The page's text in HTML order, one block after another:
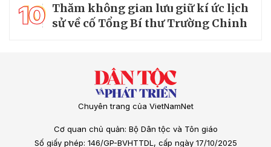
10 Thăm không gian lưu giữ kí ức lịch
sử về cố Tổng Bí thư Trường Chinh
Chuyên trang của VietNamNet
Cơ quan chủ quản: Bộ Dân tộc và Tôn giáo
Số giấy phép: 146/GP-BVHTTDL, cấp ngày 17/10/2025